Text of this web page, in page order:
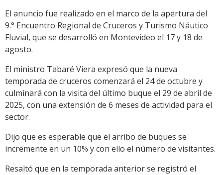
El anuncio fue realizado en el marco de la apertura del
9.° Encuentro Regional de Cruceros y Turismo Náutico
Fluvial, que se desarrolló en Montevideo el 17 y 18 de
agosto.
El ministro Tabaré Viera expresó que la nueva
temporada de cruceros comenzará el 24 de octubre y
culminará con la visita del último buque el 29 de abril de
2025, con una extensión de 6 meses de actividad para el
sector.
Dijo que es esperable que el arribo de buques se
incremente en un 10% y con ello el número de visitantes.
Resaltó que en la temporada anterior se registró el